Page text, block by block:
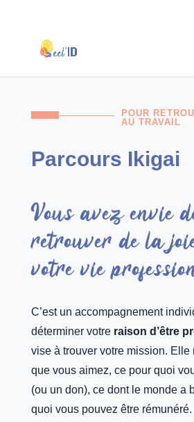
POUR
AU TRAVAIL
Parcours Ikigai
Vous avez envie
retrouver de la
votre vie
C’est un accompagnement
déterminer votre raison d’être
vise à trouver votre mission. Elle
que vous aimez, ce pour quoi
(ou un don), ce dont le monde a
quoi vous pouvez être rémunéré.